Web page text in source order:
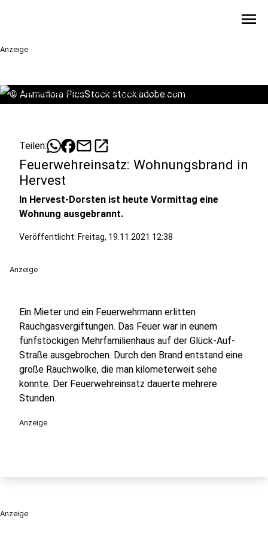
menu
Anzeige
© Animaflora PicsStock stock.adobe.com
Teilen: mailopen_in_new
Feuerwehreinsatz: Wohnungsbrand in
Hervest
In Hervest-Dorsten ist heute Vormittag eine
Wohnung ausgebrannt.
Veröffentlicht: Freitag, 19.11.2021 12:38
Anzeige
Ein Mieter und ein Feuerwehrmann erlitten
Rauchgasvergiftungen. Das Feuer war in eunem
fünfstöckigen Mehrfamilienhaus auf der Glück-Auf-
Straße ausgebrochen. Durch den Brand entstand eine
große Rauchwolke, die man kilometerweit sehe
konnte. Der Feuerwehreinsatz dauerte mehrere
Stunden.
Anzeige
Anzeige